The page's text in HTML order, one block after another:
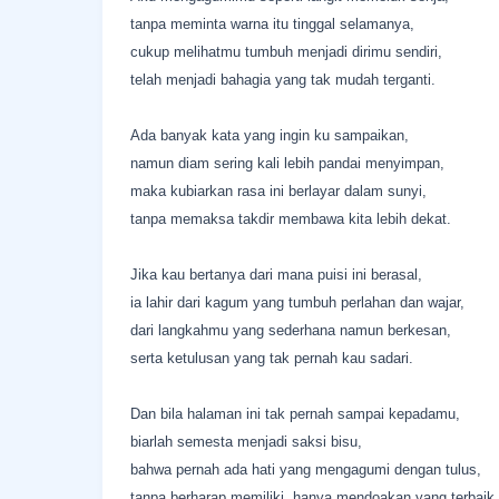
tanpa meminta warna itu tinggal selamanya,
cukup melihatmu tumbuh menjadi dirimu sendiri,
telah menjadi bahagia yang tak mudah terganti.
Ada banyak kata yang ingin ku sampaikan,
namun diam sering kali lebih pandai menyimpan,
maka kubiarkan rasa ini berlayar dalam sunyi,
tanpa memaksa takdir membawa kita lebih dekat.
Jika kau bertanya dari mana puisi ini berasal,
ia lahir dari kagum yang tumbuh perlahan dan wajar,
dari langkahmu yang sederhana namun berkesan,
serta ketulusan yang tak pernah kau sadari.
Dan bila halaman ini tak pernah sampai kepadamu,
biarlah semesta menjadi saksi bisu,
bahwa pernah ada hati yang mengagumi dengan tulus,